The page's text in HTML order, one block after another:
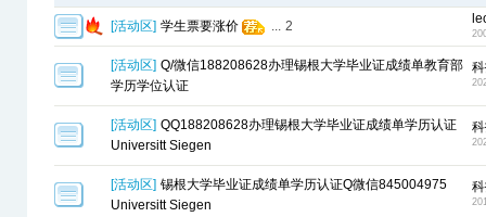
[活动区] 学生票要涨价 ... 2
[活动区] Q/微信188208628办理锡根大学毕业证成绩单教育部
学历学位认证
[活动区] QQ188208628办理锡根大学毕业证成绩单学历认证
Universitt Siegen
[活动区] 锡根大学毕业证成绩单学历认证Q微信845004975
Universitt Siegen